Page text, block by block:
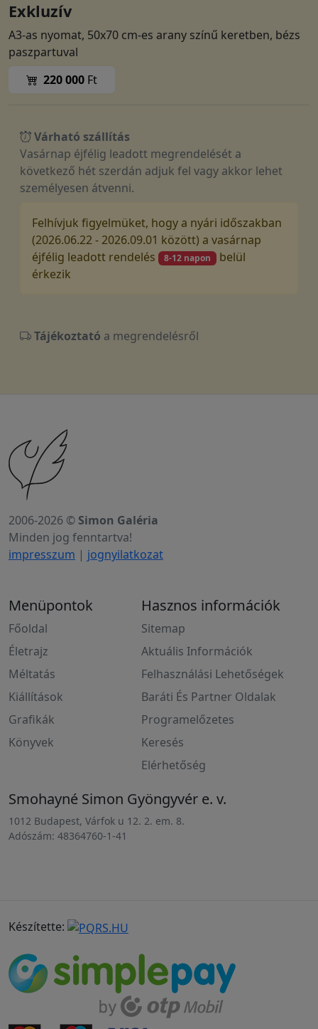
Exkluzív
A3-as nyomat, 50x70 cm-es arany színű keretben, bézs
paszpartuval
220 000 Ft
Várható szállítás
Vasárnap éjfélig leadott megrendelését a
következő hét szerdán adjuk fel vagy akkor lehet
személyesen átvenni.
Felhívjuk figyelmüket, hogy a nyári időszakban
(2026.06.22 - 2026.09.01 között) a vasárnap
éjfélig leadott rendelés
8-12 napon belül
érkezik
Tájékoztató a megrendelésről
2006-2026 © Simon Galéria
Minden jog fenntartva!
impresszum | jognyilatkozat
Menüpontok
Főoldal
Életrajz
Méltatás
Kiállítások
Grafikák
Könyvek
Hasznos információk
Sitemap
Aktuális Információk
Felhasználási Lehetőségek
Baráti És Partner Oldalak
Programelőzetes
Keresés
Elérhetőség
Smohayné Simon Gyöngyvér e. v.
1012 Budapest, Várfok u 12. 2. em. 8.
Adószám: 48364760-1-41
Készítette: